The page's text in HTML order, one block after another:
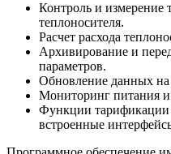
Контроль и измерение
теплоносителя.
Расчет расхода
Архивирование и
параметров.
Обновление данных на
Мониторинг питания
Функции тарификации
встроенные